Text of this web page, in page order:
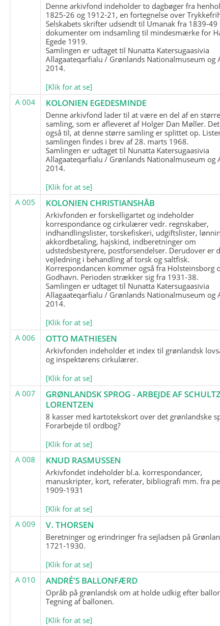
Denne arkivfond indeholder to dagbøger fra
1825-26 og 1912-21, en fortegnelse over
Selskabets skrifter udsendt til Umanak fra 1839-49
dokumenter om indsamling til mindesmærke for
Egede 1919.
Samlingen er udtaget til Nunatta Katersugaasivia
Allagaateqarfialu / Grønlands Nationalmuseum og
2014.
[Klik for at se]
A 004
KOLONIEN EGEDESMINDE
Denne arkivfond lader til at være en del af en
samling, som er afleveret af Holger Dan Møller.
også til, at denne større samling er splittet op.
samlingen findes i brev af 28. marts 1968.
Samlingen er udtaget til Nunatta Katersugaasivia
Allagaateqarfialu / Grønlands Nationalmuseum og
2014.
[Klik for at se]
A 005
KOLONIEN CHRISTIANSHÅB
Arkivfonden er forskelligartet og indeholder
korrespondance og cirkulærer vedr. regnskaber,
indhandlingslister, torskefiskeri, udgiftslister,
akkordbetaling, hajskind, indberetninger om
udstedsbestyrere, postforsendelser. Derudover er
vejledning i behandling af torsk og saltfisk.
Korrespondancen kommer også fra Holsteinsborg
Godhavn. Perioden strækker sig fra 1931-38.
Samlingen er udtaget til Nunatta Katersugaasivia
Allagaateqarfialu / Grønlands Nationalmuseum og
2014.
[Klik for at se]
A 006
OTTO MATHIESEN
Arkivfonden indeholder et index til grønlandsk
og inspektørens cirkulærer.
[Klik for at se]
A 007
GRØNLANDSK SPROG - ARBEJDE AF
LORENTZEN
8 kasser med kartotekskort over det grønlandske
Forarbejde til ordbog?
[Klik for at se]
A 008
KNUD RASMUSSEN
Arkivfondet indeholder bl.a. korrespondancer,
manuskripter, kort, referater, bibliografi mm. fra
1909-1931
[Klik for at se]
A 009
V. THORSEN
Beretninger og erindringer fra sejladsen på
1721-1930.
[Klik for at se]
A 010
ANDRÉ'S BALLONFÆRD
Opråb på grønlandsk om at holde udkig efter
Tegning af ballonen.
[Klik for at se]